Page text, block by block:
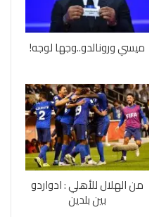
ميسي ورونالدو..وجها لوجه!
من الهلال للأهلي : ادواردو
بين بلدين